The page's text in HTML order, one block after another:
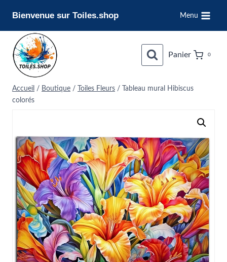
contenu
Bienvenue sur Toiles.shop Menu
Panier 0
Accueil / Boutique / Toiles Fleurs /
Tableau mural Hibiscus
colorés